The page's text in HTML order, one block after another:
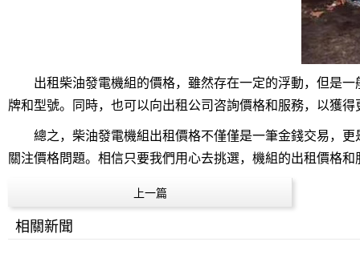
出租柴油發電機組的價格，雖然存在一定的浮動，但是一
牌和型號。同時，也可以向出租公司咨詢價格和服務，以獲
總之，柴油發電機組出租價格不僅僅是一筆金錢交易，更
關注價格問題。相信只要我們用心去挑選，機組的出租價格
上一篇
相關新聞